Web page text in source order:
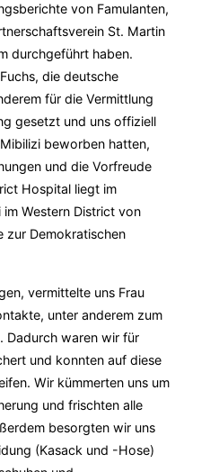
von Famulanten,
St. Martin
durchgeführt haben.
die deutsche
für die Vermittlung
gesetzt und uns offiziell
beworben hatten,
und die Vorfreude
Hospital liegt im
Western District von
zur Demokratischen
vermittelte uns Frau
unter anderem zum
Dadurch waren wir für
und konnten auf diese
Wir kümmerten uns um
und frischten alle
besorgten wir uns
(Kasack und -Hose)